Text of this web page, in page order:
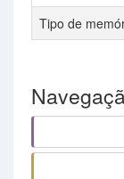
Tipo de